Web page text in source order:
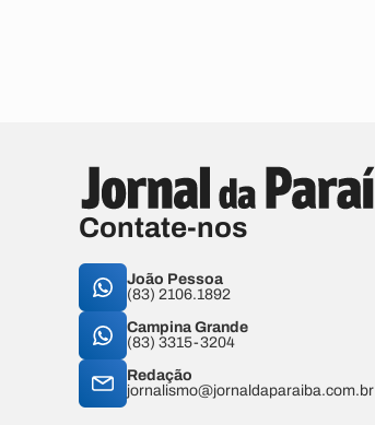
Contate-nos
João Pessoa
(83) 2106.1892
Campina Grande
(83) 3315-3204
Redação
jornalismo@jornaldaparaiba.com.br